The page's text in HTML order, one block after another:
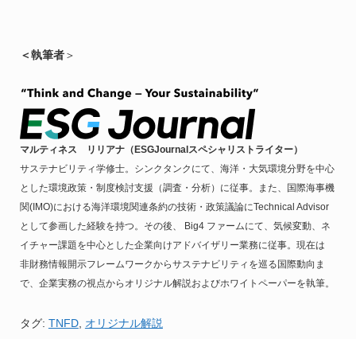
＜執筆者＞
マルティネス リリアナ（ESGJournalスペシャリストライター）
サステナビリティ学修士。シンクタンクにて、海洋・大気環境分野を中心
とした環境政策・制度検討支援（調査・分析）に従事。また、国際海事機
関(IMO)における海洋環境関連条約の技術・政策議論にTechnical Advisor
として参画した経験を持つ。その後、 Big4 ファームにて、気候変動、ネ
イチャー課題を中心とした企業向けアドバイザリー業務に従事。現在は
非財務情報開示フレームワークからサステナビリティを巡る国際動向ま
で、企業実務の視点からオリジナル解説およびホワイトペーパーを執筆。
タグ: TNFD, オリジナル解説